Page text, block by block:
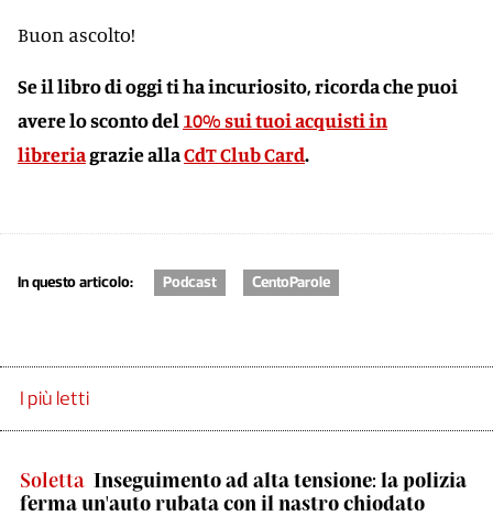
Buon ascolto!
Se il libro di oggi ti ha incuriosito, ricorda che puoi
avere lo sconto del 10% sui tuoi acquisti in
libreriagrazie allaCdT Club Card.
In questo articolo: Podcast CentoParole
I più letti
Soletta Inseguimento ad alta tensione: la polizia
ferma un'auto rubata con il nastro chiodato